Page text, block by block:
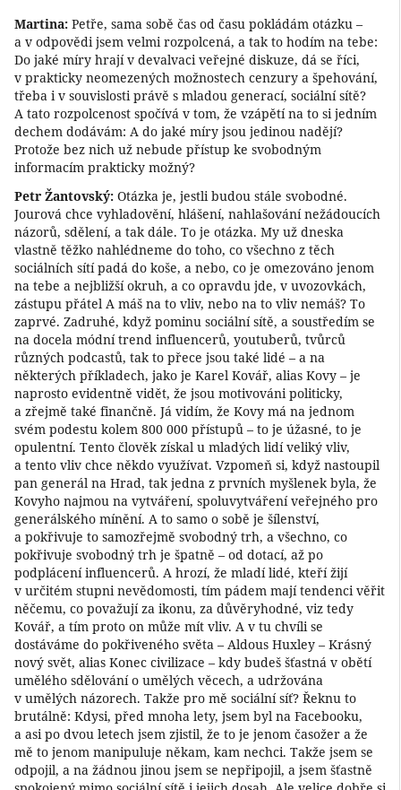
Martina: Petře, sama sobě čas od času pokládám otázku –
a v odpovědi jsem velmi rozpolcená, a tak to hodím na tebe:
Do jaké míry hrají v devalvaci veřejné diskuze, dá se říci,
v prakticky neomezených možnostech cenzury a špehování,
třeba i v souvislosti právě s mladou generací, sociální sítě?
A tato rozpolcenost spočívá v tom, že vzápětí na to si jedním
dechem dodávám: A do jaké míry jsou jedinou nadějí?
Protože bez nich už nebude přístup ke svobodným
informacím prakticky možný?
Petr Žantovský: Otázka je, jestli budou stále svobodné.
Jourová chce vyhladovění, hlášení, nahlašování nežádoucích
názorů, sdělení, a tak dále. To je otázka. My už dneska
vlastně těžko nahlédneme do toho, co všechno z těch
sociálních sítí padá do koše, a nebo, co je omezováno jenom
na tebe a nejbližší okruh, a co opravdu jde, v uvozovkách,
zástupu přátel A máš na to vliv, nebo na to vliv nemáš? To
zaprvé. Zadruhé, když pominu sociální sítě, a soustředím se
na docela módní trend influencerů, youtuberů, tvůrců
různých podcastů, tak to přece jsou také lidé – a na
některých příkladech, jako je Karel Kovář, alias Kovy – je
naprosto evidentně vidět, že jsou motivováni politicky,
a zřejmě také finančně. Já vidím, že Kovy má na jednom
svém podestu kolem 800 000 přístupů – to je úžasné, to je
opulentní. Tento člověk získal u mladých lidí veliký vliv,
a tento vliv chce někdo využívat. Vzpomeň si, když nastoupil
pan generál na Hrad, tak jedna z prvních myšlenek byla, že
Kovyho najmou na vytváření, spoluvytváření veřejného pro
generálského mínění. A to samo o sobě je šílenství,
a pokřivuje to samozřejmě svobodný trh, a všechno, co
pokřivuje svobodný trh je špatně – od dotací, až po
podplácení influencerů. A hrozí, že mladí lidé, kteří žijí
v určitém stupni nevědomosti, tím pádem mají tendenci věřit
něčemu, co považují za ikonu, za důvěryhodné, viz tedy
Kovář, a tím proto on může mít vliv. A v tu chvíli se
dostáváme do pokřiveného světa – Aldous Huxley – Krásný
nový svět, alias Konec civilizace – kdy budeš šťastná v obětí
umělého sdělování o umělých věcech, a udržována
v umělých názorech. Takže pro mě sociální síť? Řeknu to
brutálně: Kdysi, před mnoha lety, jsem byl na Facebooku,
a asi po dvou letech jsem zjistil, že to je jenom časožer a že
mě to jenom manipuluje někam, kam nechci. Takže jsem se
odpojil, a na žádnou jinou jsem se nepřipojil, a jsem šťastně